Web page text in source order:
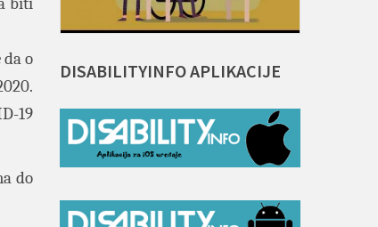
o
19
do
DISABILITYINFOAPLIKACIJE